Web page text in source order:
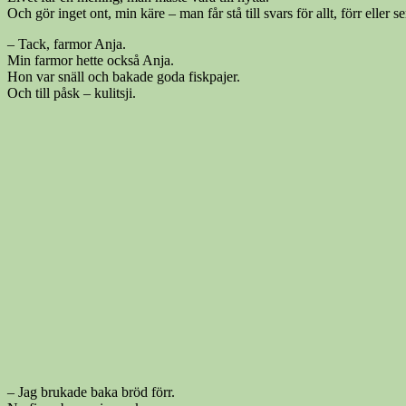
Och gör inget ont, min käre – man får stå till svars för allt, förr eller
– Tack, farmor Anja.
Min farmor hette också Anja.
Hon var snäll och bakade goda fiskpajer.
Och till påsk – kulitsji.
– Jag brukade baka bröd förr.